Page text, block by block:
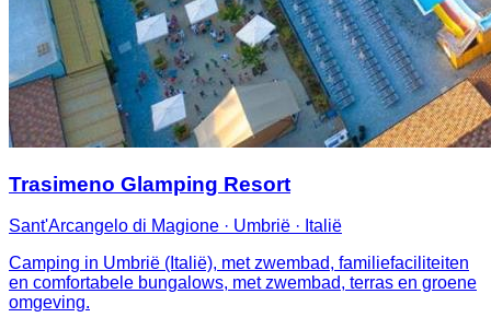
Trasimeno Glamping Resort
Sant'Arcangelo di Magione · Umbrië · Italië
Camping in Umbrië (Italië), met zwembad, familiefaciliteiten
en comfortabele bungalows, met zwembad, terras en groene
omgeving.